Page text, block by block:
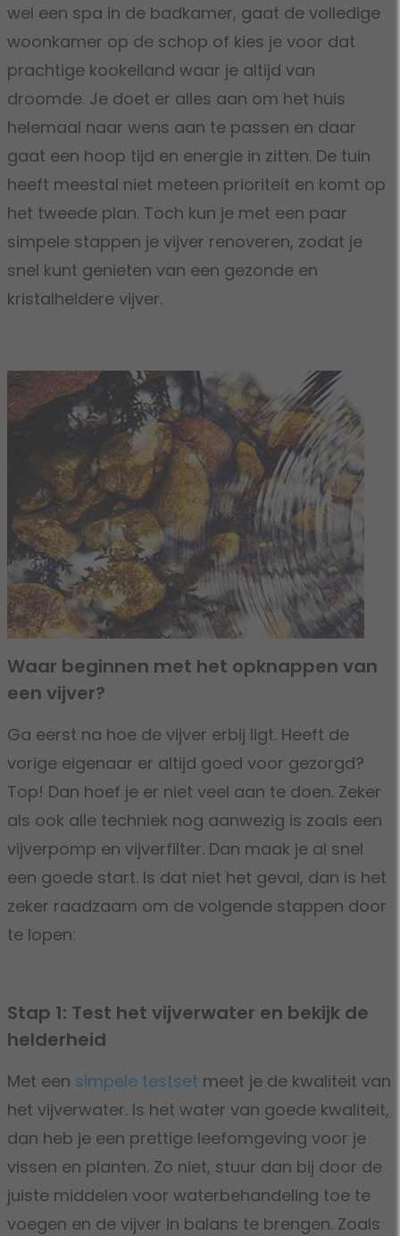
wel een spa in de badkamer, gaat de volledige
woonkamer op de schop of kies je voor dat
prachtige kookeiland waar je altijd van
droomde. Je doet er alles aan om het huis
helemaal naar wens aan te passen en daar
gaat een hoop tijd en energie in zitten. De tuin
heeft meestal niet meteen prioriteit en komt op
het tweede plan. Toch kun je met een paar
simpele stappen je vijver renoveren, zodat je
snel kunt genieten van een gezonde en
kristalheldere vijver.
Waar beginnen met het opknappen van
een vijver?
Ga eerst na hoe de vijver erbij ligt. Heeft de
vorige eigenaar er altijd goed voor gezorgd?
Top! Dan hoef je er niet veel aan te doen. Zeker
als ook alle techniek nog aanwezig is zoals een
vijverpomp en vijverfilter. Dan maak je al snel
een goede start. Is dat niet het geval, dan is het
zeker raadzaam om de volgende stappen door
te lopen:
Stap 1: Test het vijverwater en bekijk de
helderheid
Met een simpele testset meet je de kwaliteit van
het vijverwater. Is het water van goede kwaliteit,
dan heb je een prettige leefomgeving voor je
vissen en planten. Zo niet, stuur dan bij door de
juiste middelen voor waterbehandeling toe te
voegen en de vijver in balans te brengen. Zoals